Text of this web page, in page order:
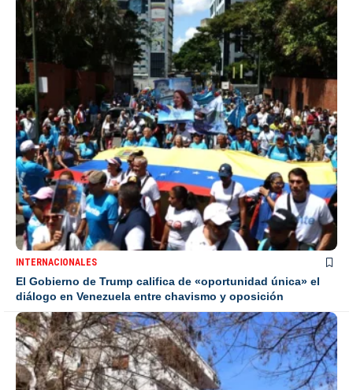
INTERNACIONALES
El Gobierno de Trump califica de «oportunidad única» el
diálogo en Venezuela entre chavismo y oposición